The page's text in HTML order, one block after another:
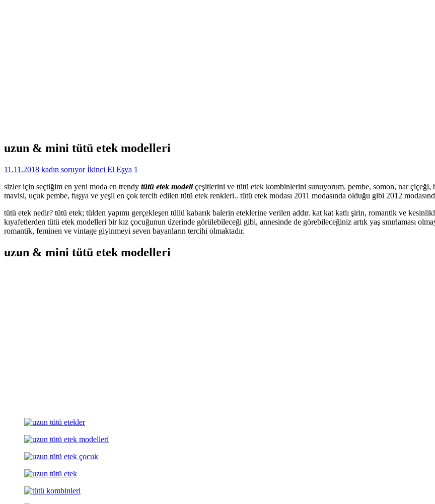
uzun & mini tütü etek modelleri
11.11.2018 kadın soruyor İkinci El Eşya 1
sizler için seçtiğim en yeni moda en trendy tütü etek modeliçeşitlerini ve tütü etek kombinlerini sunuyorum. pembe, somon, nar çiçeği,
mavisi, uçuk pembe, fuşya ve yeşil en çok tercih edilen tütü etek renkleri.. tütü etek modası 2011 modasında olduğu gibi 2012
tütü etek nedir? tütü etek; tülden yapımı gerçekleşen tüllü kabarık balerin eteklerine verilen addır. kat kat katlı şirin, romantik ve
kıyafetlerden tütü etek modelleri bir kız çocuğunun üzerinde görülebileceği gibi, annesinde de görebileceğiniz artık yaş sınırlaması
romantik, feminen ve vintage giyinmeyi seven bayanların tercihi olmaktadır.
uzun & mini tütü etek modelleri